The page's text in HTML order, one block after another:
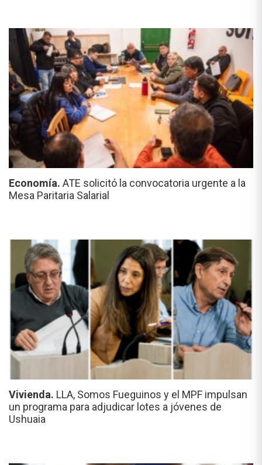
Economía. ATE solicitó la convocatoria urgente a la
Mesa Paritaria Salarial
Vivienda. LLA, Somos Fueguinos y el MPF impulsan
un programa para adjudicar lotes a jóvenes de
Ushuaia